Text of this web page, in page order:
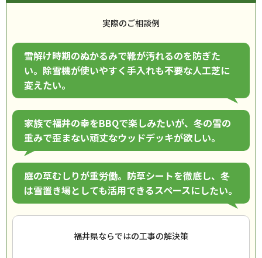
実際のご相談例
雪解け時期のぬかるみで靴が汚れるのを防ぎた
い。除雪機が使いやすく手入れも不要な人工芝に
変えたい。
家族で福井の幸をBBQで楽しみたいが、冬の雪の
重みで歪まない頑丈なウッドデッキが欲しい。
庭の草むしりが重労働。防草シートを徹底し、冬
は雪置き場としても活用できるスペースにしたい。
福井県ならではの工事の解決策